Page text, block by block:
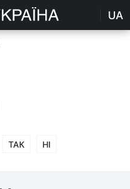
UA
ТАК НІ